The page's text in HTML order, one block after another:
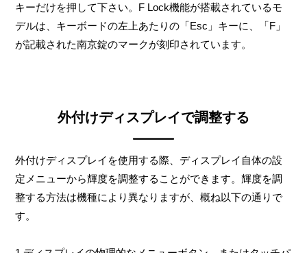
キーだけを押して下さい。F Lock機能が搭載されているモ
デルは、キーボードの左上あたりの「Esc」キーに、「F」
が記載された南京錠のマークが刻印されています。
外付けディスプレイで調整する
外付けディスプレイを使用する際、ディスプレイ自体の設
定メニューから輝度を調整することができます。輝度を調
整する方法は機種により異なりますが、概ね以下の通りで
す。